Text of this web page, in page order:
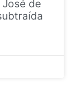
de